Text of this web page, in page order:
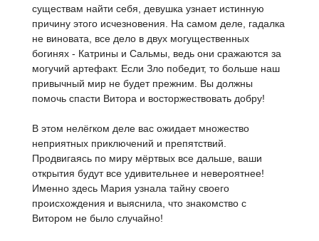
существам найти себя, девушка узнает истинную
причину этого исчезновения. На самом деле, гадалка
не виновата, все дело в двух могущественных
богинях - Катрины и Сальмы, ведь они сражаются за
могучий артефакт. Если Зло победит, то больше наш
привычный мир не будет прежним. Вы должны
помочь спасти Витора и восторжествовать добру!
В этом нелёгком деле вас ожидает множество
неприятных приключений и препятствий.
Продвигаясь по миру мёртвых все дальше, ваши
открытия будут все удивительнее и невероятнее!
Именно здесь Мария узнала тайну своего
происхождения и выяснила, что знакомство с
Витором не было случайно!